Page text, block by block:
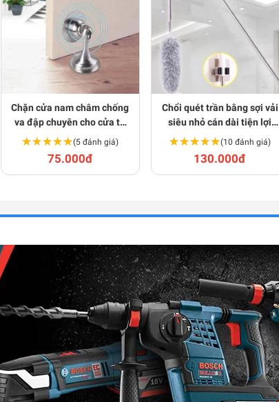
Chặn cửa nam châm chống
va đập chuyên cho cửa to
nặng T147
★★★★★
★★★★★(5 đánh giá)
75.000đ
Chổi quét trần bằng sợi vải
siêu nhỏ cán dài tiện lợi
T151
★★★★★
★★★★★(10 đánh giá)
130.000đ